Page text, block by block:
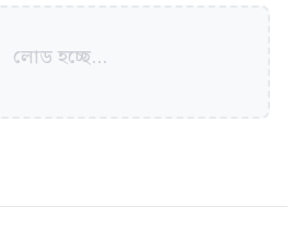
লোড হচ্ছে...